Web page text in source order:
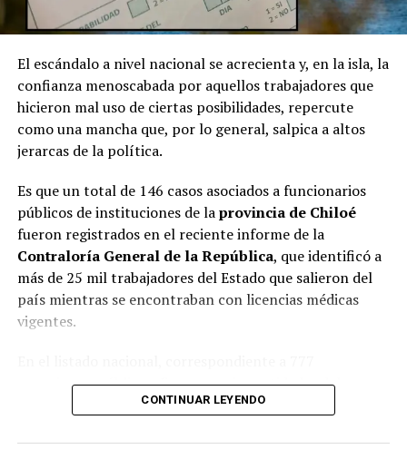
El escándalo a nivel nacional se acrecienta y, en la isla, la
confianza menoscabada por aquellos trabajadores que
hicieron mal uso de ciertas posibilidades, repercute
como una mancha que, por lo general, salpica a altos
jerarcas de la política.
Es que un total de 146 casos asociados a funcionarios
públicos de instituciones de laprovincia de Chiloé
fueron registrados en el reciente informe de la
Contraloría General de la República, que identificó a
más de 25 mil trabajadores del Estado que salieron del
país mientras se encontraban con licencias médicas
vigentes.
organismos públicos, figuran varias entidades del
Municipalidad de Castro
dentro de la provincia. Le siguen laCorporación
CONTINUAR LEYENDO